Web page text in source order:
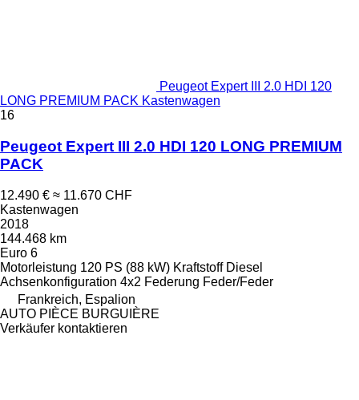
Peugeot Expert III 2.0 HDI 120
LONG PREMIUM PACK Kastenwagen
16
Peugeot Expert III 2.0 HDI 120 LONG PREMIUM
PACK
12.490 € ≈ 11.670 CHF
Kastenwagen
2018
144.468 km
Euro 6
Motorleistung 120 PS (88 kW) Kraftstoff Diesel
Achsenkonfiguration 4x2 Federung Feder/Feder
Frankreich, Espalion
AUTO PIÈCE BURGUIÈRE
Verkäufer kontaktieren